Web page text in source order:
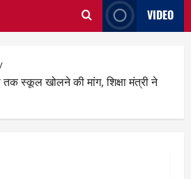
VIDEO
स्कूल खोलने की मांग, शिक्षा मंत्री ने